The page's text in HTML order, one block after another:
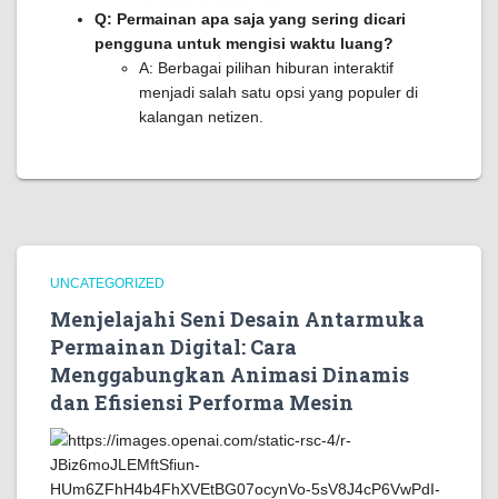
Q: Permainan apa saja yang sering dicari
pengguna untuk mengisi waktu luang?
A: Berbagai pilihan hiburan interaktif
menjadi salah satu opsi yang populer di
kalangan netizen.
UNCATEGORIZED
Menjelajahi Seni Desain Antarmuka
Permainan Digital: Cara
Menggabungkan Animasi Dinamis
dan Efisiensi Performa Mesin